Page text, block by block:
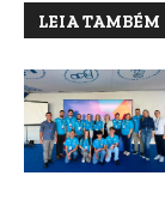
LEIA TAMBÉM